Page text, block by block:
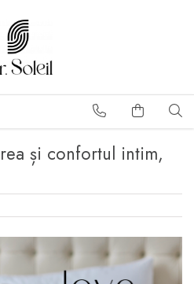
și confortul intim,